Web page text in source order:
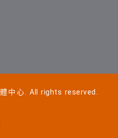
中心. All rights reserved.